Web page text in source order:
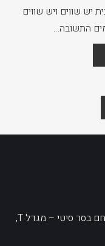
שווים ויש שווים
התשובה…
תוצרת הארץ 3, פתח תקווה. מתחם בסר סיטי – מגדל T,